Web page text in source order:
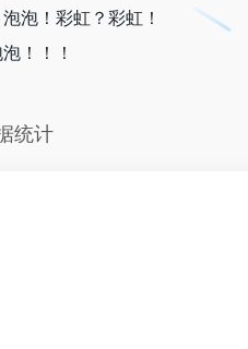
泡！彩虹？彩虹！
！！！
统计